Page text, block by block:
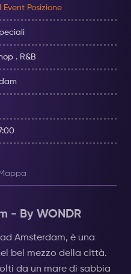
Posizione
. R&B
Mappa
- By WONDR
Amsterdam, è una
bel mezzo della città.
da un mare di sabbia